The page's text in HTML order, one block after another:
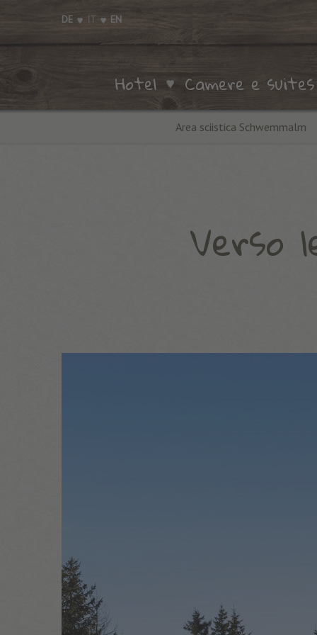
DE IT EN
Hotel Camere e suites
Area sciistica Schwemmalm
Verso